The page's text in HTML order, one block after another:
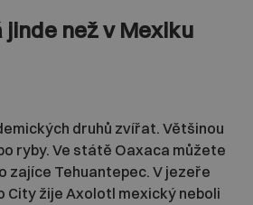
než v Mexiku
druhů zvířat. Většinou
ryby. Ve státě Oaxaca můžete
zajíce Tehuantepec. V jezeře
City žije Axolotl mexický neboli